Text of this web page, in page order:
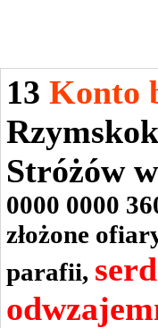
13 Konto
Stróżów
0000 0000
złożone
parafii,